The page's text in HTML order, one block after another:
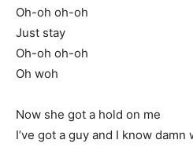
Oh-oh oh-oh
Just stay
Oh-oh oh-oh
Oh woh
Now she got a hold on me
I’ve got a guy and I know